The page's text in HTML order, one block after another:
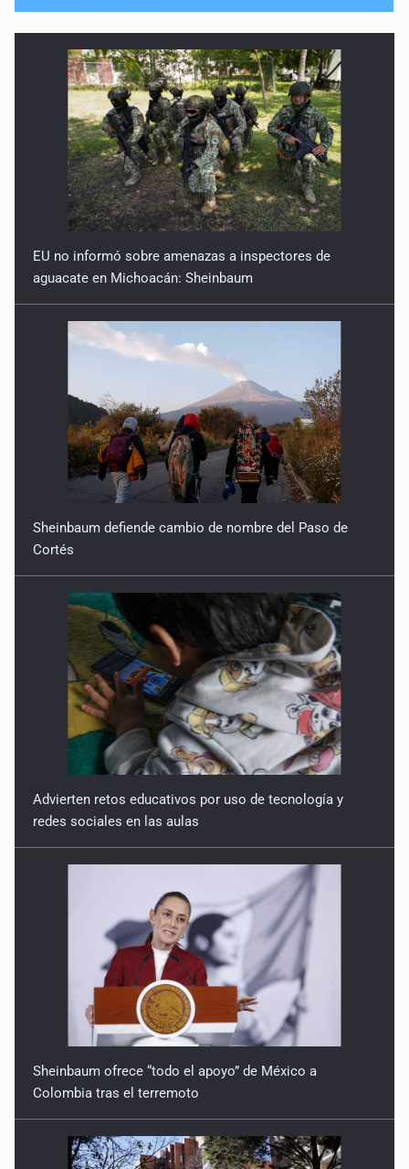
EU no informó sobre amenazas a inspectores de
aguacate en Michoacán: Sheinbaum
Sheinbaum defiende cambio de nombre del Paso de
Cortés
Advierten retos educativos por uso de tecnología y
redes sociales en las aulas
Sheinbaum ofrece “todo el apoyo” de México a
Colombia tras el terremoto